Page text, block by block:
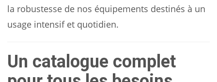
la robustesse de nos équipements destinés à un
usage intensif et quotidien.
Un catalogue complet